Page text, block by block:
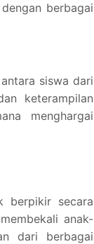
berbagai
siswa dari
keterampilan
menghargai
berpikir secara
anak-
dari berbagai